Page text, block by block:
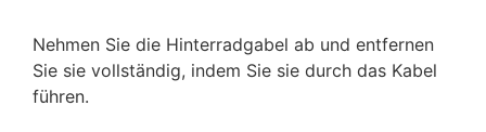
Nehmen Sie die Hinterradgabel ab und entfernen
Sie sie vollständig, indem Sie sie durch das Kabel
führen.